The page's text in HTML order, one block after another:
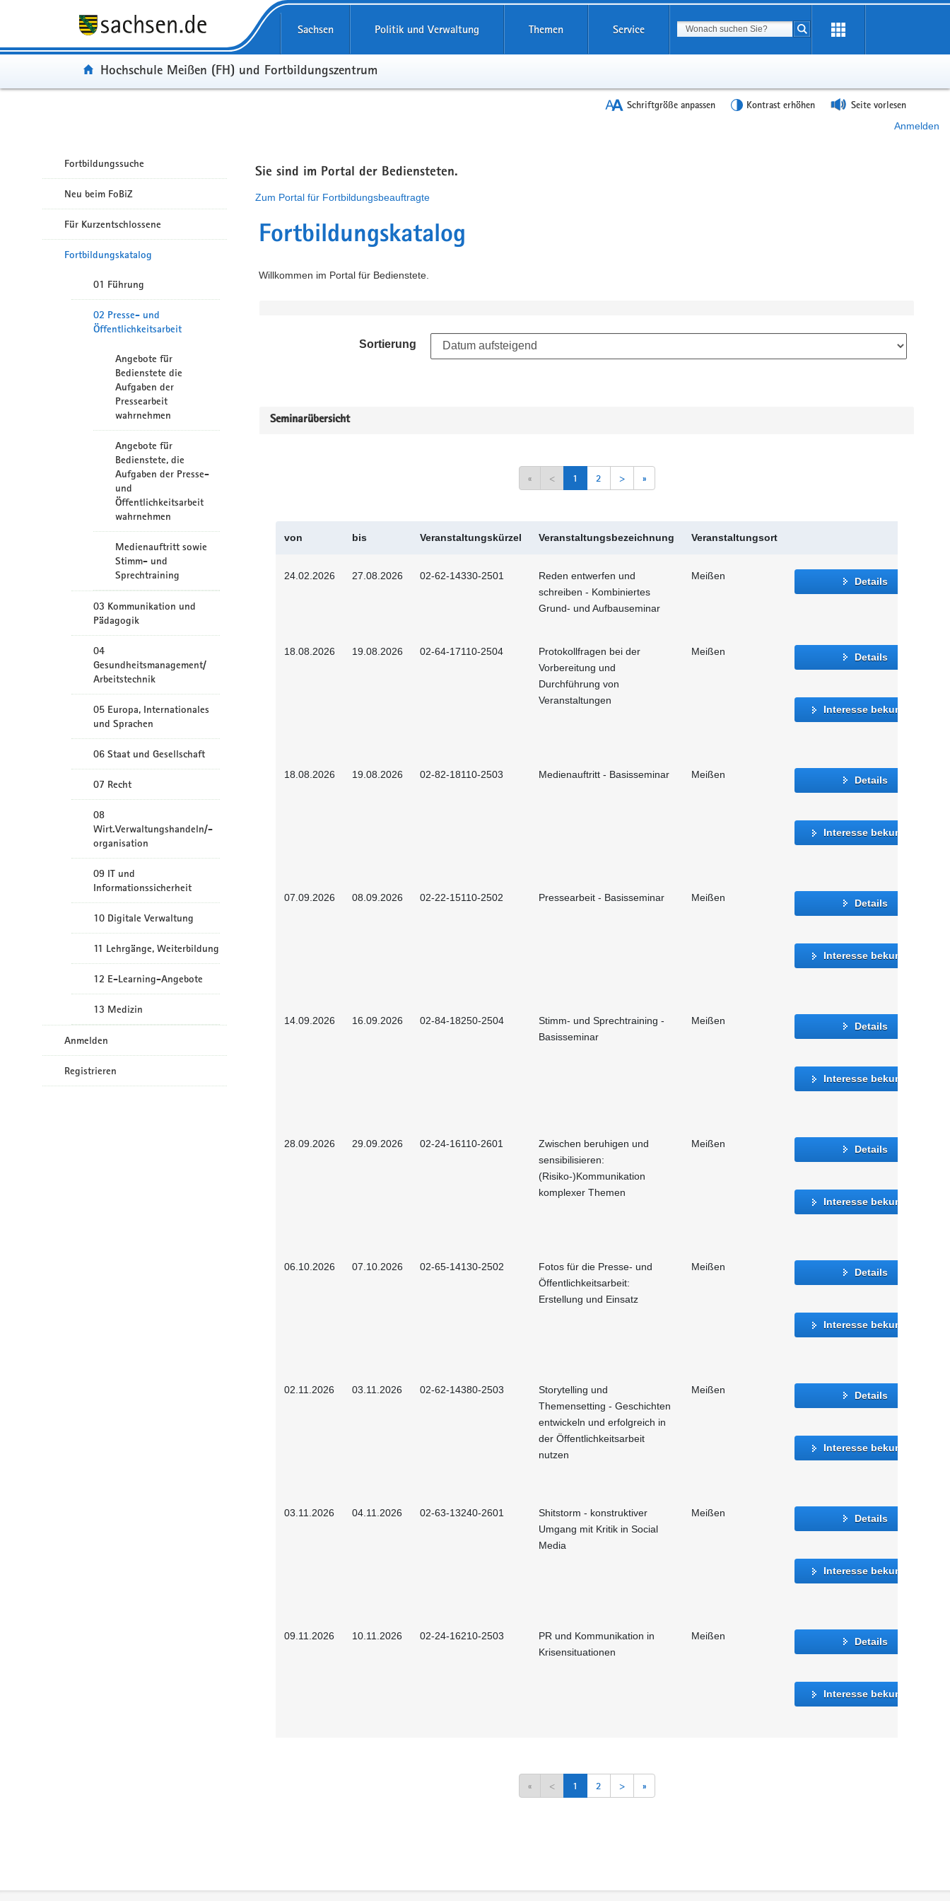
Sachsen Politik und Verwaltung Themen Service Suchbegriff
Suche starten
Portal:
Hochschule Meißen (FH) und Fortbildungszentrum
Schriftgröße anpassen Kontrast erhöhen Seite vorlesen
Anmelden
Fortbildungssuche
Neu beim FoBiZ
Für Kurzentschlossene
Fortbildungskatalog
01 Führung
02 Presse- und
Öffentlichkeitsarbeit
Angebote für
Bedienstete die
Aufgaben der
Pressearbeit
wahrnehmen
Angebote für
Bedienstete, die
Aufgaben der Presse-
und
Öffentlichkeitsarbeit
wahrnehmen
Medienauftritt sowie
Stimm- und
Sprechtraining
03 Kommunikation und
Pädagogik
04
Gesundheitsmanagement/
Arbeitstechnik
05 Europa, Internationales
und Sprachen
06 Staat und Gesellschaft
07 Recht
08
Wirt.Verwaltungshandeln/-
organisation
09 IT und
Informationssicherheit
10 Digitale Verwaltung
11 Lehrgänge, Weiterbildung
12 E-Learning-Angebote
13 Medizin
Anmelden
Registrieren
Sie sind im Portal der Bediensteten.
Zum Portal für Fortbildungsbeauftragte
Fortbildungskatalog
Willkommen im Portal für Bedienstete.
Sortierung
Seminarübersicht
« < 1 2 > »
von bis Veranstaltungskürzel Veranstaltungsbezeichnung Veranstaltungsort
24.02.2026 27.08.2026 02-62-14330-2501
Reden entwerfen und
schreiben - Kombiniertes
Grund- und Aufbauseminar
Meißen Details
18.08.2026 19.08.2026 02-64-17110-2504
Protokollfragen bei der
Vorbereitung und
Durchführung von
Veranstaltungen
Meißen Details
Interesse bekunden
18.08.2026 19.08.2026 02-82-18110-2503 Medienauftritt - Basisseminar Meißen Details
Interesse bekunden
07.09.2026 08.09.2026 02-22-15110-2502 Pressearbeit - Basisseminar Meißen Details
Interesse bekunden
14.09.2026 16.09.2026 02-84-18250-2504
Stimm- und Sprechtraining -
Basisseminar
Meißen Details
Interesse bekunden
28.09.2026 29.09.2026 02-24-16110-2601
Zwischen beruhigen und
sensibilisieren:
(Risiko-)Kommunikation
komplexer Themen
Meißen Details
Interesse bekunden
06.10.2026 07.10.2026 02-65-14130-2502
Fotos für die Presse- und
Öffentlichkeitsarbeit:
Erstellung und Einsatz
Meißen Details
Interesse bekunden
02.11.2026 03.11.2026 02-62-14380-2503
Storytelling und
Themensetting - Geschichten
entwickeln und erfolgreich in
der Öffentlichkeitsarbeit
nutzen
Meißen Details
Interesse bekunden
03.11.2026 04.11.2026 02-63-13240-2601
Shitstorm - konstruktiver
Umgang mit Kritik in Social
Media
Meißen Details
Interesse bekunden
09.11.2026 10.11.2026 02-24-16210-2503
PR und Kommunikation in
Krisensituationen
Meißen Details
Interesse bekunden
« < 1 2 > »